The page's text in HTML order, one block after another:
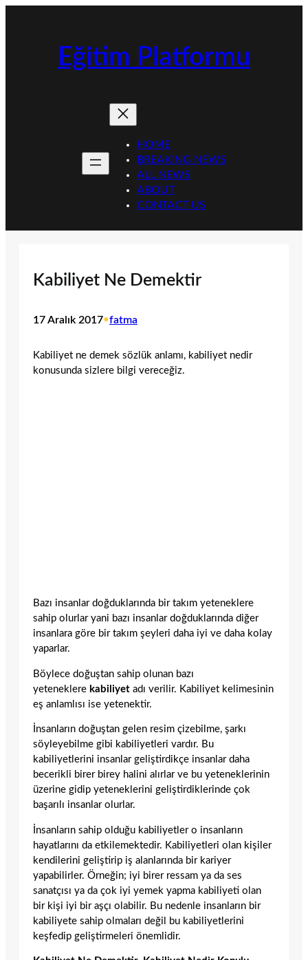
Eğitim Platformu
HOME
BREAKING NEWS
ALL NEWS
ABOUT
CONTACT US
Kabiliyet Ne Demektir
17 Aralık 2017•fatma
Kabiliyet ne demek sözlük anlamı, kabiliyet nedir
konusunda sizlere bilgi vereceğiz.
Bazı insanlar doğduklarında bir takım yeteneklere
sahip olurlar yani bazı insanlar doğduklarında diğer
insanlara göre bir takım şeyleri daha iyi ve daha kolay
yaparlar.
Böylece doğuştan sahip olunan bazı
yeteneklere kabiliyet adı verilir. Kabiliyet kelimesinin
eş anlamlısı ise yetenektir.
İnsanların doğuştan gelen resim çizebilme, şarkı
söyleyebilme gibi kabiliyetleri vardır. Bu
kabiliyetlerini insanlar geliştirdikçe insanlar daha
becerikli birer birey halini alırlar ve bu yeteneklerinin
üzerine gidip yeteneklerini geliştirdiklerinde çok
başarılı insanlar olurlar.
İnsanların sahip olduğu kabiliyetler o insanların
hayatlarını da etkilemektedir. Kabiliyetleri olan kişiler
kendilerini geliştirip iş alanlarında bir kariyer
yapabilirler. Örneğin; iyi birer ressam ya da ses
sanatçısı ya da çok iyi yemek yapma kabiliyeti olan
bir kişi iyi bir aşçı olabilir. Bu nedenle insanların bir
kabiliyete sahip olmaları değil bu kabiliyetlerini
keşfedip geliştirmeleri önemlidir.